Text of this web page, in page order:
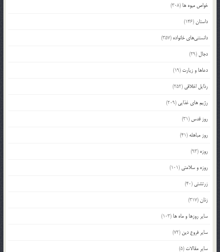
خواص میوه ها (308)
داستان(146)
دانستنی‌های خانواده (357)
دجال (29)
دعاها و زیارت (19)
رذایل اخلاقی (252)
رژیم های غذایی (209)
روز قدس (31)
روز مباهله (41)
روزه (93)
روزه و سلامتی (101)
زرتشتی (40)
زنان(317)
سایر روزها و ماه ها (103)
سایر فروع دین (72)
سایر مقالات (5)